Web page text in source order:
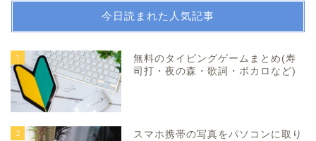
今日読まれた人気記事
1
無料のタイピングゲームまとめ(寿
司打・夜の森・歌詞・ボカロなど)
2
スマホ携帯の写真をパソコンに取り